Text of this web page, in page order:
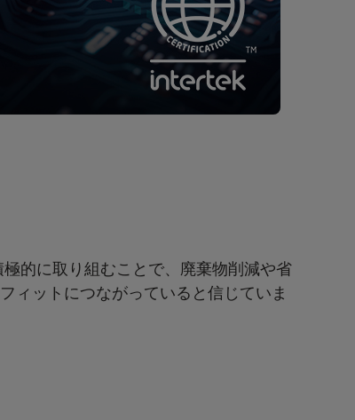
的に取り組むことで、廃棄物削減や省
ィットにつながっていると信じていま